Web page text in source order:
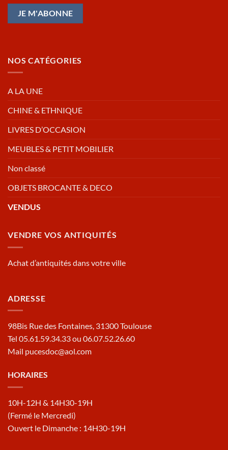
NOS CATÉGORIES
A LA UNE
CHINE & ETHNIQUE
LIVRES D’OCCASION
MEUBLES & PETIT MOBILIER
Non classé
OBJETS BROCANTE & DECO
VENDUS
VENDRE VOS ANTIQUITÉS
Achat d’antiquités dans votre ville
ADRESSE
98Bis Rue des Fontaines, 31300 Toulouse
Tel 05.61.59.34.33 ou 06.07.52.26.60
Mail pucesdoc@aol.com
HORAIRES
10H-12H & 14H30-19H
(Fermé le Mercredi)
Ouvert le Dimanche : 14H30-19H